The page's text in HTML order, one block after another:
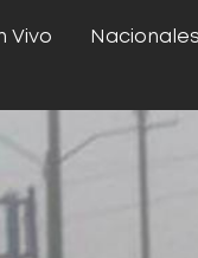
Vivo Nacionales